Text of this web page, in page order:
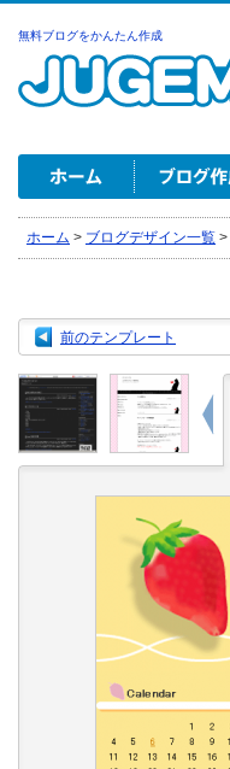
無料ブログをかんたん作成
ホーム > ブログデザイン一覧 >
前のテンプレート